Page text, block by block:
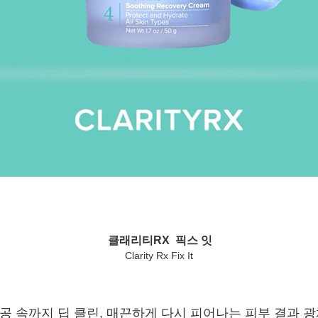
클래리티RX 픽스 잇
Clarity Rx Fix It
속까지 딥 클린, 매끈하게 다시 피어나는 피부 결과